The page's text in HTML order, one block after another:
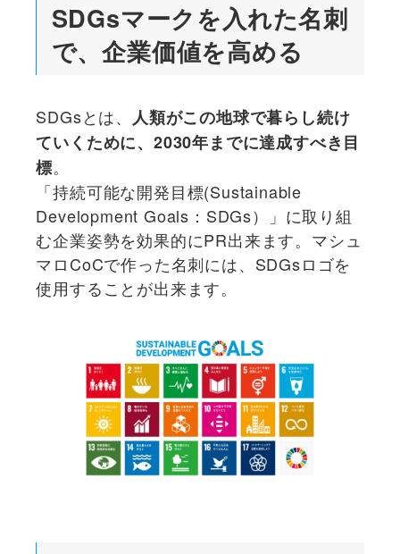
SDGsマークを入れた名刺
で、企業価値を高める
SDGsとは、 人類がこの地球で暮らし続け
ていくために、2030年までに達成すべき目
標。
「持続可能な開発目標(Sustainable
Development Goals：SDGs）」に取り組
む企業姿勢を効果的にPR出来ます。マシュ
マロCoCで作った名刺には、SDGsロゴを
使用することが出来ます。